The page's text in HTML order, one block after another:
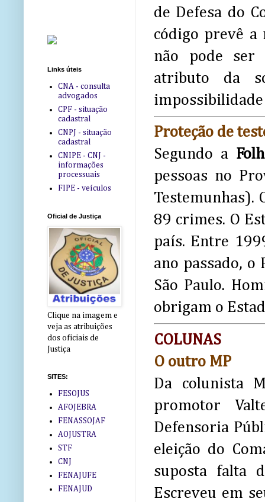
de Defesa do
código prevê a
não pode ser
atributo da
Proteção de
Segundo a
pessoas no
Testemunhas).
89 crimes. O
país. Entre
ano passado, o
São Paulo.
obrigam o
COLUNAS
O outro MP
Da colunista
promotor
Defensoria
eleição do
suposta falta
Escreveu em
Links úteis
CNA - consulta
advogados
CPF - situação
cadastral
CNPJ - situação
cadastral
CNIPE - CNJ -
informações
processuais
FIPE - veículos
Oficial de Justiça
Clique na imagem e
veja as atribuições
dos oficiais de
Justiça
SITES:
FESOJUS
AFOJEBRA
FENASSOJAF
AOJUSTRA
STF
CNJ
FENAJUFE
FENAJUD